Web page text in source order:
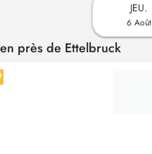
JEU.
6 Août
près de Ettelbruck